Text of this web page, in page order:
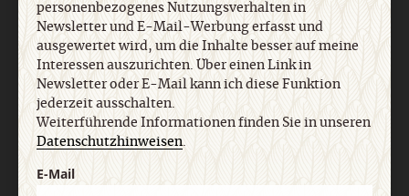
Nach oben
personenbezogenes Nutzungsverhalten in
Newsletter und E-Mail-Werbung erfasst und
ausgewertet wird, um die Inhalte besser auf meine
Interessen auszurichten. Über einen Link in
Newsletter oder E-Mail kann ich diese Funktion
jederzeit ausschalten.
Weiterführende Informationen finden Sie in unseren
Datenschutzhinweisen.
E-Mail